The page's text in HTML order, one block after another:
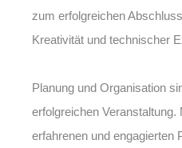
zum erfolgreichen
Kreativität und technischer
Planung und Organisation
erfolgreichen Veranstaltung.
erfahrenen und engagierten